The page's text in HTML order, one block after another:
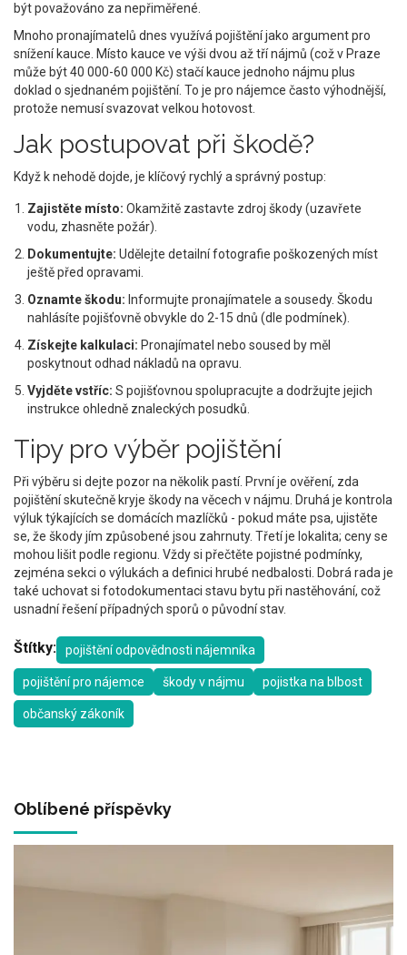
být považováno za nepřiměřené.
Mnoho pronajímatelů dnes využívá pojištění jako argument pro
snížení kauce. Místo kauce ve výši dvou až tří nájmů (což v Praze
může být 40 000-60 000 Kč) stačí kauce jednoho nájmu plus
doklad o sjednaném pojištění. To je pro nájemce často výhodnější,
protože nemusí svazovat velkou hotovost.
Jak postupovat při škodě?
Když k nehodě dojde, je klíčový rychlý a správný postup:
Zajistěte místo: Okamžitě zastavte zdroj škody (uzavřete
vodu, zhasněte požár).
Dokumentujte: Udělejte detailní fotografie poškozených míst
ještě před opravami.
Oznamte škodu: Informujte pronajímatele a sousedy. Škodu
nahlásíte pojišťovně obvykle do 2-15 dnů (dle podmínek).
Získejte kalkulaci: Pronajímatel nebo soused by měl
poskytnout odhad nákladů na opravu.
Vyjděte vstříc: S pojišťovnou spolupracujte a dodržujte jejich
instrukce ohledně znaleckých posudků.
Tipy pro výběr pojištění
Při výběru si dejte pozor na několik pastí. První je ověření, zda
pojištění skutečně kryje škody na věcech v nájmu. Druhá je kontrola
výluk týkajících se domácích mazlíčků - pokud máte psa, ujistěte
se, že škody jím způsobené jsou zahrnuty. Třetí je lokalita; ceny se
mohou lišit podle regionu. Vždy si přečtěte pojistné podmínky,
zejména sekci o výlukách a definici hrubé nedbalosti. Dobrá rada je
také uchovat si fotodokumentaci stavu bytu při nastěhování, což
usnadní řešení případných sporů o původní stav.
Štítky: pojištění odpovědnosti nájemníka
pojištění pro nájemce škody v nájmu pojistka na blbost
občanský zákoník
Oblíbené příspěvky